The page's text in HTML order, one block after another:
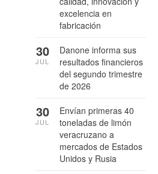
excelencia en
fabricación
Danone informa sus
resultados financieros
del segundo trimestre
de 2026
30
JUL
Envían primeras 40
toneladas de limón
veracruzano a
mercados de Estados
Unidos y Rusia
30
JUL